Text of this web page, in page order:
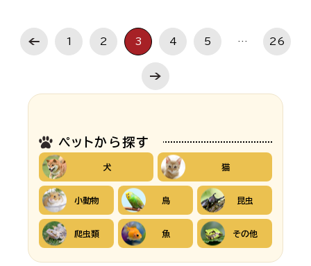
1 2 3 4 5 … 26
ペットから探す
犬 猫
小動物 鳥 昆虫
爬虫類 魚 その他